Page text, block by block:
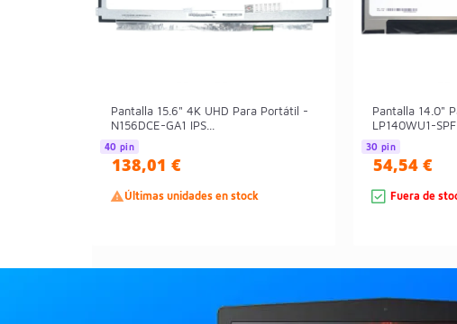
Pantalla 15.6" 4K UHD Para Portátil -
N156DCE-GA1 IPS...
40 pin
138,01 €
Últimas unidades en stock
Pantalla 14.0"
LP140WU1-
30 pin
54,54 €
Fuera de